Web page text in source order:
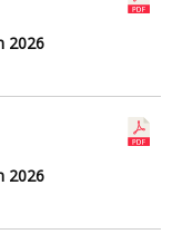
2026
2026